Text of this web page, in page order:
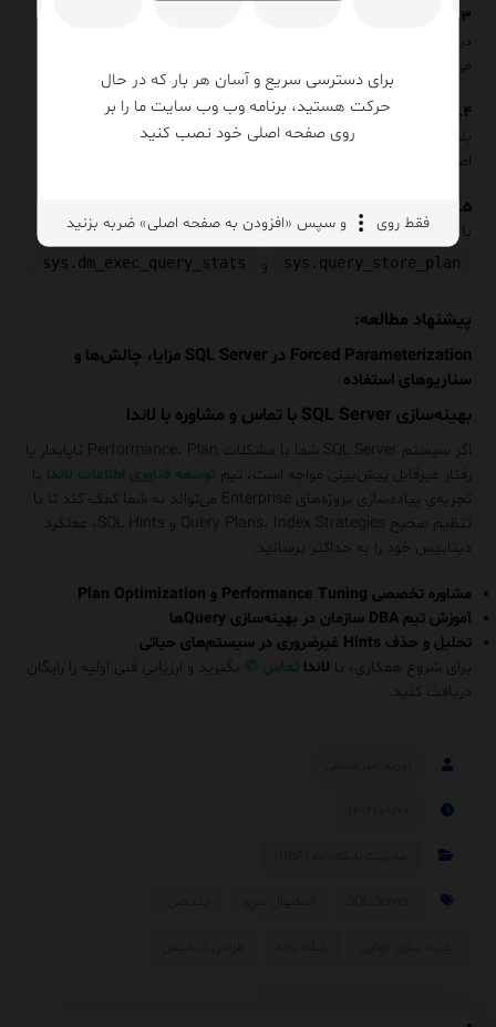
برای دسترسی سریع و آسان هر بار که در حال
حرکت هستید، برنامه وب وب سایت ما را بر
روی صفحه اصلی خود نصب کنید
فقط روی و سپس «افزودن به صفحه اصلی» ضربه بزنید
۳. آیا Hints در View یا Function هم عمل می‌کنند؟
می‌شوند.
۴. آیا می‌توان Hints را در Plan Guide اعمال کرد؟
اصلی است.
۵. چگونه بفهمیم چه Hintهایی فعال‌اند؟
با اجرای Plan واقعی (Actual Execution Plan) یا DMVهایی مانند
sys.query_store_plan و sys.dm_exec_query_stats
پیشنهاد مطالعه:
Forced Parameterization در SQL Server مزایا، چالش‌ها و
سناریوهای استفاده
بهینه‌سازی SQL Server با تماس و مشاوره با لاندا
اگر سیستم SQL Server شما با مشکلات Performance، Plan ناپایدار یا
رفتار غیرقابل پیش‌بینی مواجه است، تیم توسعه فناوری اطلاعات لاندا با
تجربه‌ی پیاده‌سازی پروژه‌های Enterprise می‌تواند به شما کمک کند تا با
تنظیم صحیح Query Plans، Index Strategies و SQL Hints، عملکرد
دیتابیس خود را به حداکثر برسانید.
مشاوره تخصصی Performance Tuning و Plan Optimization
آموزش تیم DBA سازمان در بهینه‌سازی Queryها
تحلیل و حذف Hints غیرضروری در سیستم‌های حیاتی
برای شروع همکاری، با لاندا تماس ✆ بگیرید و ارزیابی فنی اولیه را رایگان
دریافت کنید.